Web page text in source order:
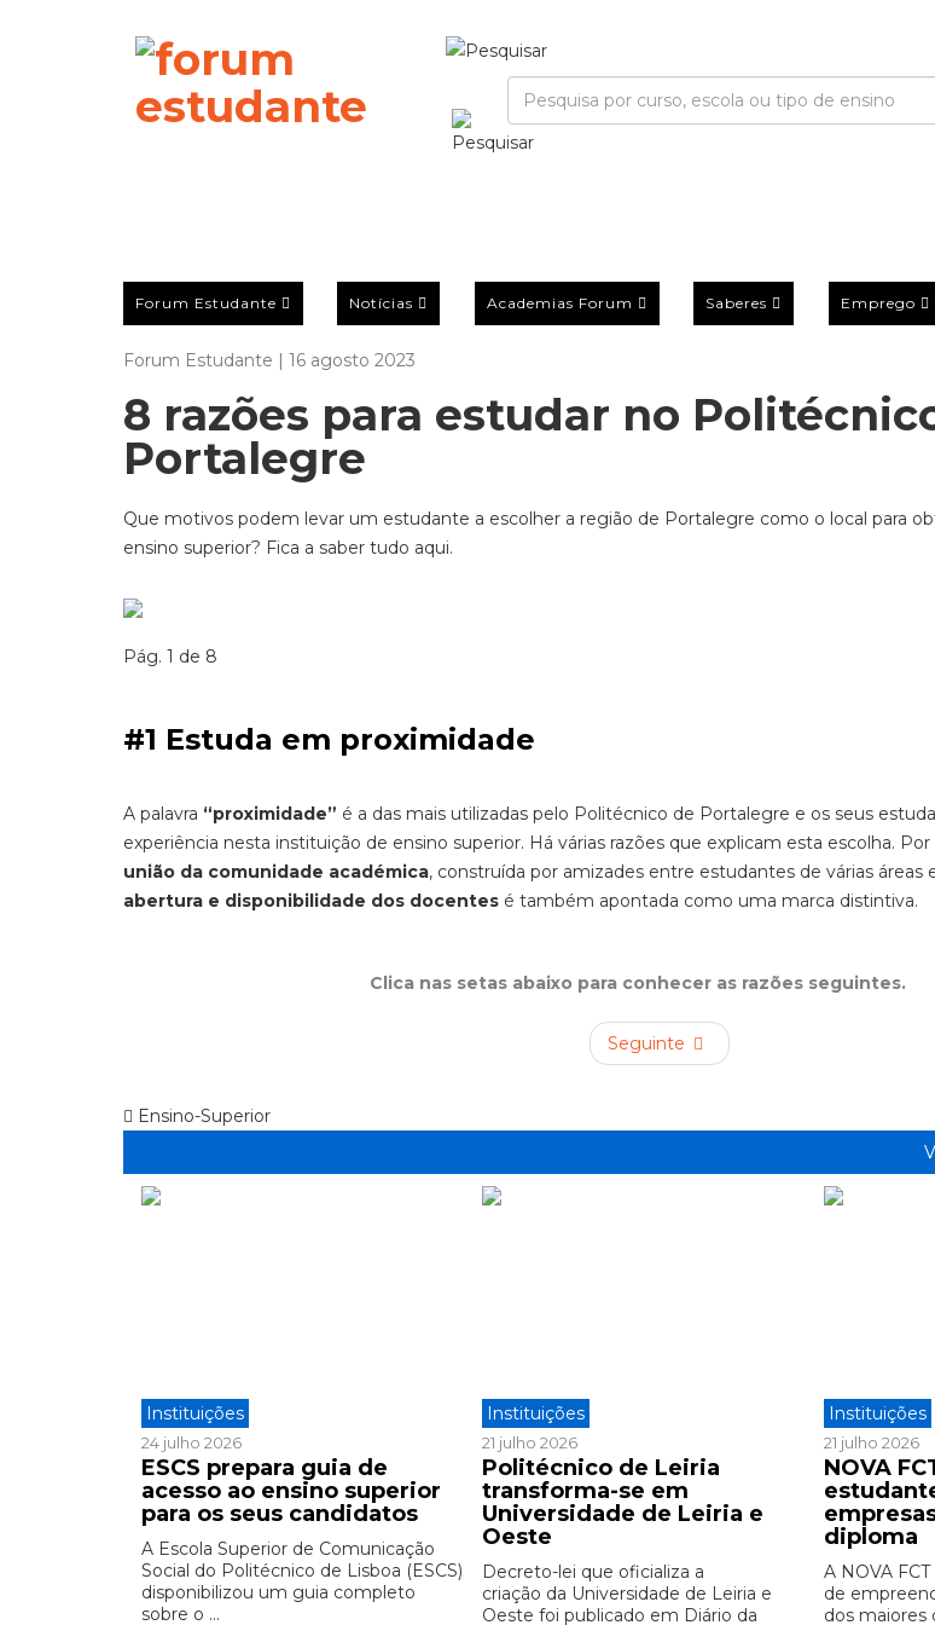
Forum Estudante Notícias Academias Forum Saberes Emprego
Forum Estudante | 16 agosto 2023
8 razões para estudar no
Portalegre
Que motivos podem levar um estudante a escolher a região de Portalegre como o local para
ensino superior? Fica a saber tudo aqui.
Pág. 1 de 8
#1 Estuda em proximidade
A palavra “proximidade” é a das mais utilizadas pelo Politécnico de Portalegre e os seus
experiência nesta instituição de ensino superior. Há várias razões que explicam esta escolha.
união da comunidade académica, construída por amizades entre estudantes de várias áreas
abertura e disponibilidade dos docentes é também apontada como uma marca distintiva.
Clica nas setas abaixo para conhecer as razões seguintes.
Seguinte
Ensino-Superior
Instituições
24 julho 2026
ESCS prepara guia de
acesso ao ensino superior
para os seus candidatos
A Escola Superior de Comunicação
Social do Politécnico de Lisboa (ESCS)
disponibilizou um guia completo
sobre o ...
Instituições
21 julho 2026
Politécnico de Leiria
transforma-se em
Universidade de Leiria e
Oeste
Decreto-lei que oficializa a
criação da Universidade de Leiria e
Oeste foi publicado em Diário da
Instituições
21 julho 2026
NOVA
diploma
A NOVA
de
dos maiores